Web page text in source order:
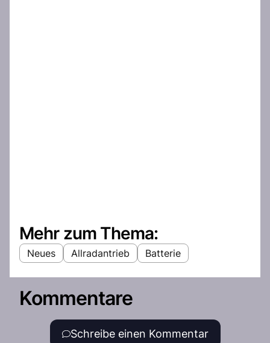
Mehr zum Thema:
Neues Allradantrieb Batterie
Kommentare
Schreibe einen Kommentar